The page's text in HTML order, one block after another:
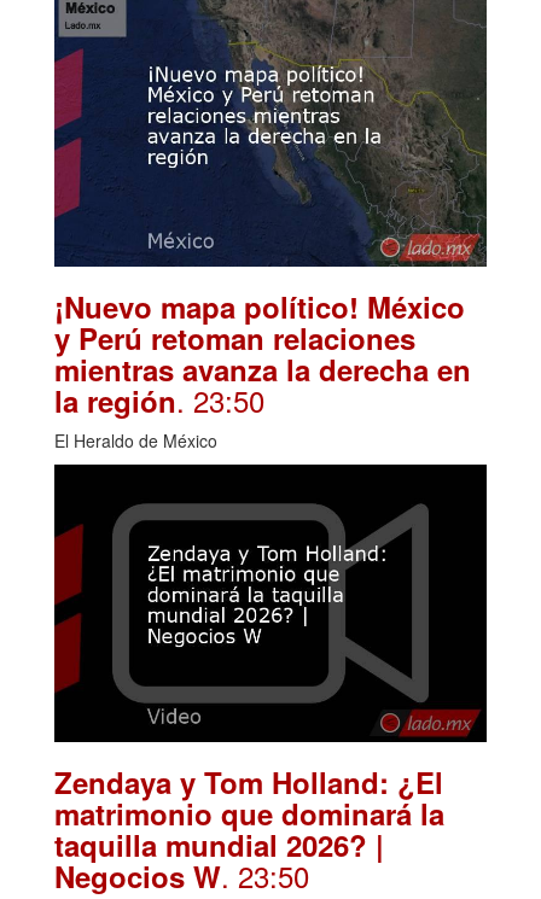
¡Nuevo mapa político! México
y Perú retoman relaciones
mientras avanza la derecha en
la región. 23:50
El Heraldo de México
Zendaya y Tom Holland: ¿El
matrimonio que dominará la
taquilla mundial 2026? |
Negocios W. 23:50